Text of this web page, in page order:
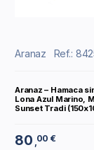
Aranaz Ref.:
Aranaz – Hamaca
Lona Azul Marino,
Sunset Tradi
80 ,00 €